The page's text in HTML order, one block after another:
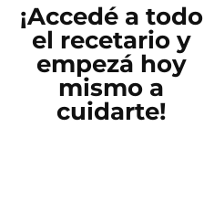
¡Accedé a todo
el recetario y
empezá hoy
mismo a
cuidarte!